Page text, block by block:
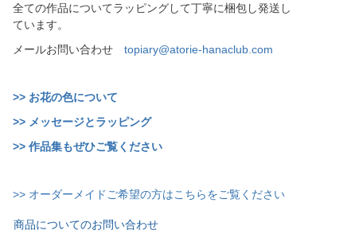
全ての作品についてラッピングして丁寧に梱包し発送し
ています。
メールお問い合わせ topiary@atorie-hanaclub.com
>> お花の色について
>> メッセージとラッピング
>> 作品集もぜひご覧ください
>> オーダーメイドご希望の方はこちらをご覧ください
商品についてのお問い合わせ